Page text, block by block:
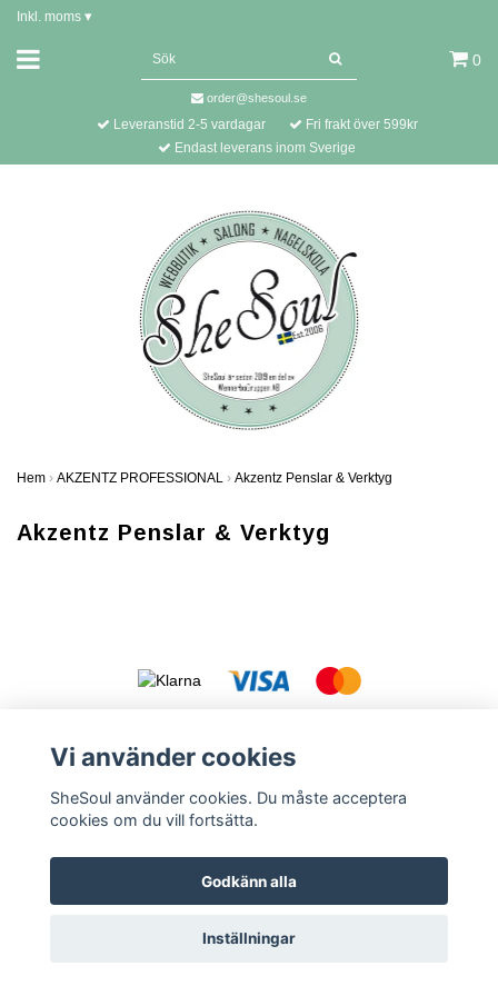
Inkl. moms ▾
0
order@shesoul.se
Leveranstid 2-5 vardagar
Fri frakt över 599kr
Endast leverans inom Sverige
Hem › AKZENTZ PROFESSIONAL › Akzentz Penslar & Verktyg
Akzentz Penslar & Verktyg
frågor FAQ Säkerhetsdatablad
Vi använder cookies
SheSoul använder cookies. Du måste acceptera
cookies om du vill fortsätta.
Godkänn alla
Inställningar